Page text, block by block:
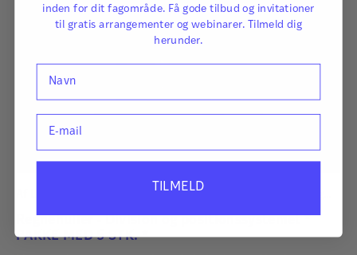
HattingogCecilie Carlsen Bach
PAKKE MED 5 STK. *
inden for dit fagområde. Få gode tilbud og invitationer
til gratis arrangementer og webinarer. Tilmeld dig
herunder.
Navn
E-mail
TILMELD